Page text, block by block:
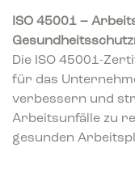
ISO 45001 –
Die ISO 45001-
für das
verbessern und
Arbeitsunfälle zu
gesunden